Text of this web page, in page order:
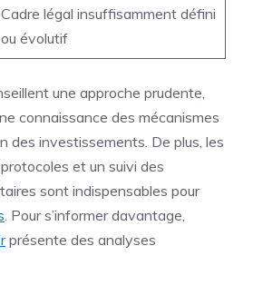
Cadre légal insuffisamment défini
ou évolutif
une approche prudente,
connaissance des mécanismes
des investissements. De plus, les
et un suivi des
sont indispensables pour
. Pour s’informer davantage,
présente des analyses